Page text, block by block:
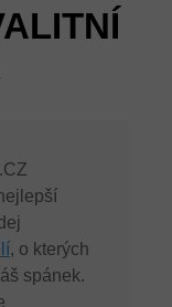
, o kterých
spánek.